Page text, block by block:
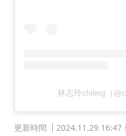
林志玲chiling（
更新時間 2024.11.29 16:47